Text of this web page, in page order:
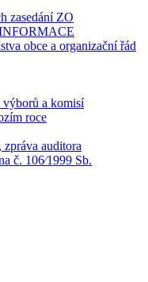
zasedání ZO
obce a organizační řád
výborů a komisí
roce
zpráva auditora
č. 106⁄1999 Sb.